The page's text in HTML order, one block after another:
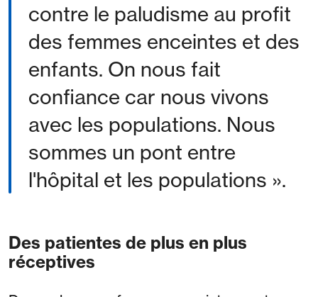
contre le paludisme au profit
des femmes enceintes et des
enfants. On nous fait
confiance car nous vivons
avec les populations. Nous
sommes un pont entre
l'hôpital et les populations ».
Des patientes de plus en plus
réceptives